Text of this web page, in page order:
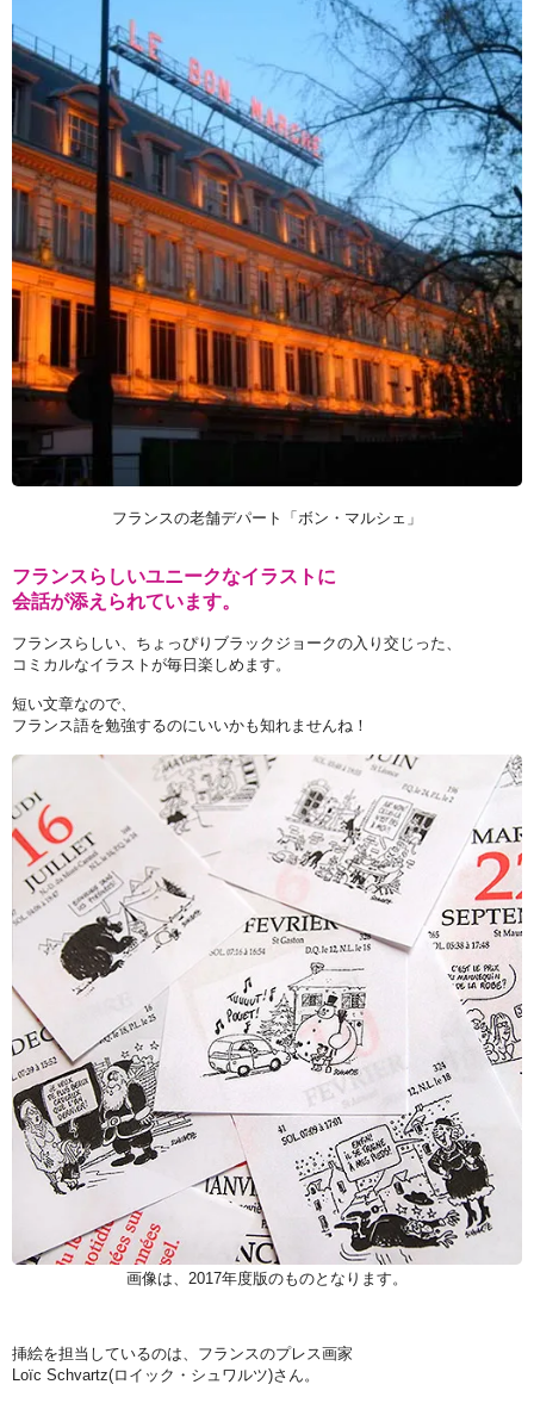
フランスの老舗デパート「ボン・マルシェ」
フランスらしいユニークなイラストに
会話が添えられています。
フランスらしい、ちょっぴりブラックジョークの入り交じった、
コミカルなイラストが毎日楽しめます。
短い文章なので、
フランス語を勉強するのにいいかも知れませんね！
画像は、2017年度版のものとなります。
挿絵を担当しているのは、フランスのプレス画家
Loïc Schvartz(ロイック・シュワルツ)さん。